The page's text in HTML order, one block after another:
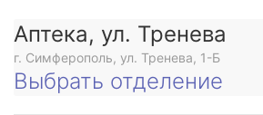
Аптека, ул. Тренева
г. Симферополь, ул. Тренева, 1-Б
Выбрать отделение